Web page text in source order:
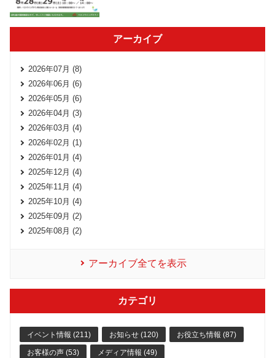
アーカイブ
2026年07月 (8)
2026年06月 (6)
2026年05月 (6)
2026年04月 (3)
2026年03月 (4)
2026年02月 (1)
2026年01月 (4)
2025年12月 (4)
2025年11月 (4)
2025年10月 (4)
2025年09月 (2)
2025年08月 (2)
アーカイブ全てを表示
カテゴリ
イベント情報 (211) お知らせ (120) お役立ち情報 (87)
お客様の声 (53) メディア情報 (49)